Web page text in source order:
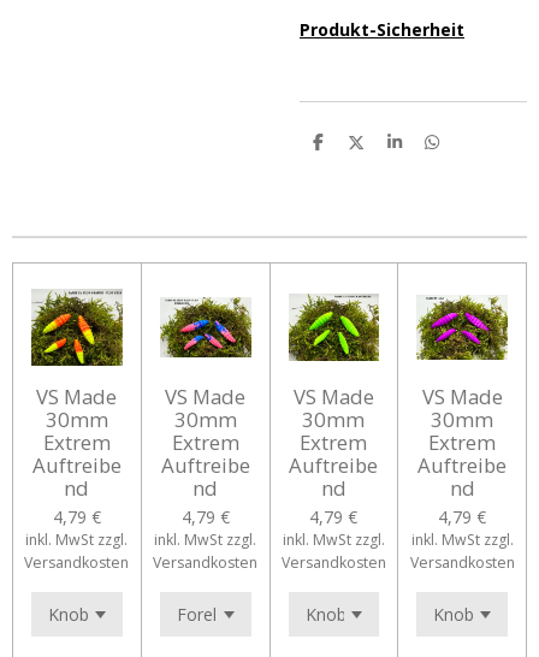
Produkt-Sicherheit
T
n
T
n
T
n
T
n
VS Made
30mm
Extrem
Auftreibe
nd
4,79 €
inkl. MwSt zzgl.
Versandkosten
VS Made
30mm
Extrem
Auftreibe
nd
4,79 €
inkl. MwSt zzgl.
Versandkosten
VS Made
30mm
Extrem
Auftreibe
nd
4,79 €
inkl. MwSt zzgl.
Versandkosten
VS Made
30mm
Extrem
Auftreibe
nd
4,79 €
inkl. MwSt zzgl.
Versandkosten